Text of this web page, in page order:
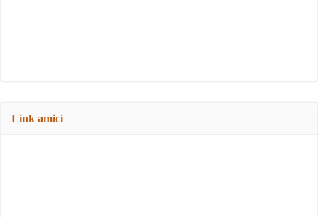
Link amici